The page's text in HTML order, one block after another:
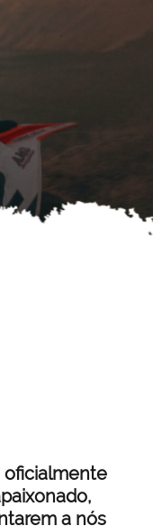
oficialmente
a nós